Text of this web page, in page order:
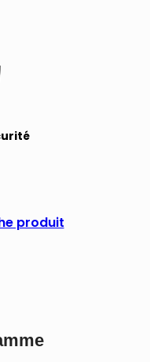
produit